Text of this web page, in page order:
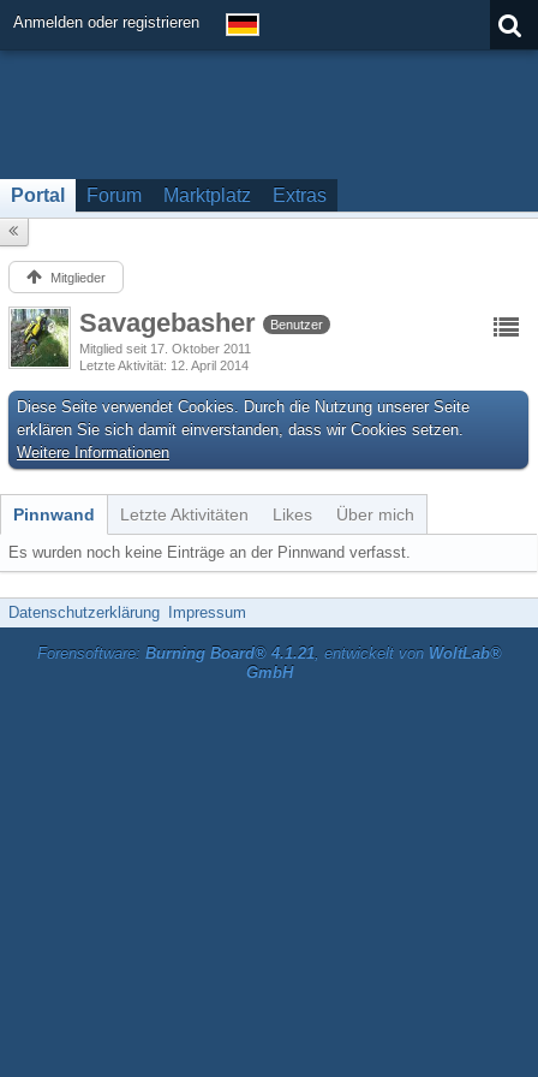
Anmelden oder registrieren
Portal Forum Marktplatz Extras
Mitglieder
Savagebasher
Benutzer
Mitglied seit 17. Oktober 2011
Letzte Aktivität 12. April 2014
Diese Seite verwendet Cookies. Durch die Nutzung unserer Seite
erklären Sie sich damit einverstanden, dass wir Cookies setzen.
Weitere Informationen
Pinnwand Letzte Aktivitäten Likes Über mich
Es wurden noch keine Einträge an der Pinnwand verfasst.
Datenschutzerklärung Impressum
Forensoftware: Burning Board® 4.1.21, entwickelt von WoltLab®
GmbH